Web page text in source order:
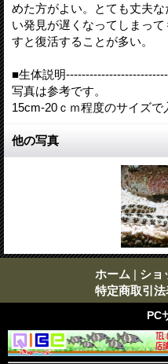
めた方がよい。とても丈夫
い発見が遅くなってしまっ
すと復活することが多い。
■生体説明
写真は参考です。
15cm-20ｃｍ程度のサイズで
他の写真
ホーム | ショ
特定商取引法
PC